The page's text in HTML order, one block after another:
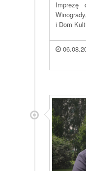
Imprezę
i Dom